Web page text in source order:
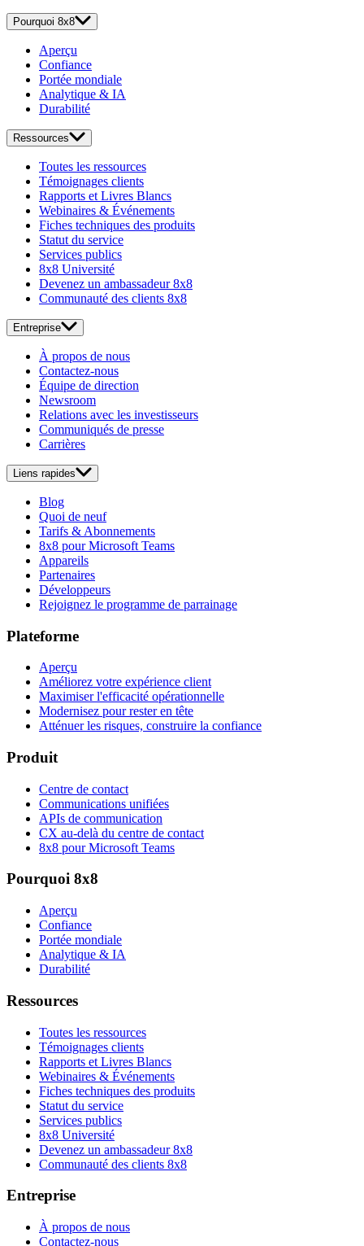
Pourquoi 8x8
Aperçu
Confiance
Portée mondiale
Analytique & IA
Durabilité
Ressources
Toutes les ressources
Témoignages clients
Rapports et Livres Blancs
Webinaires & Événements
Fiches techniques des produits
Statut du service
Services publics
8x8 Université
Devenez un ambassadeur 8x8
Communauté des clients 8x8
Entreprise
À propos de nous
Contactez-nous
Équipe de direction
Newsroom
Relations avec les investisseurs
Communiqués de presse
Carrières
Liens rapides
Blog
Quoi de neuf
Tarifs & Abonnements
8x8 pour Microsoft Teams
Appareils
Partenaires
Développeurs
Rejoignez le programme de parrainage
Plateforme
Aperçu
Améliorez votre expérience client
Maximiser l'efficacité opérationnelle
Modernisez pour rester en tête
Atténuer les risques, construire la confiance
Produit
Centre de contact
Communications unifiées
APIs de communication
CX au-delà du centre de contact
8x8 pour Microsoft Teams
Pourquoi 8x8
Aperçu
Confiance
Portée mondiale
Analytique & IA
Durabilité
Ressources
Toutes les ressources
Témoignages clients
Rapports et Livres Blancs
Webinaires & Événements
Fiches techniques des produits
Statut du service
Services publics
8x8 Université
Devenez un ambassadeur 8x8
Communauté des clients 8x8
Entreprise
À propos de nous
Contactez-nous